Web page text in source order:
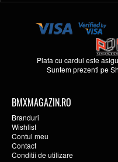
Plata cu cardul este
Suntem prezenti pe
BMXMAGAZIN.RO
Branduri
Wishlist
Contul meu
Contact
Conditii de utilizare